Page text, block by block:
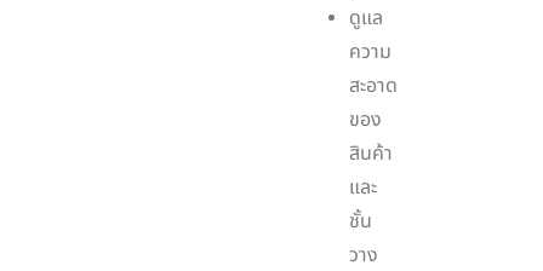
ดูแล
ความ
สะอาด
ของ
สินค้า
และ
ชั้น
วาง